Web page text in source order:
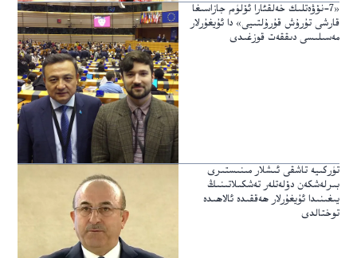
«7-نۆۋەتلىك خەلقئارا ئۆلۈم جازاسىغا
قارشى تۇرۇش قۇرۇلتىيى» دا ئۇيغۇرلار
مەسىلىسى دىققەت قوزغىدى
تۈركىيە تاشقى ئىشلار مىنىستىرى
بىرلەشكەن دۆلەتلەر تەشكىلاتىنىڭ
يىغىنىدا ئۇيغۇرلار ھەققىدە ئالاھىدە
توختالدى